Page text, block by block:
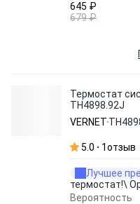
645 ₽
679 ₽
Термостат
TH4898.92J
VERNET
5.0 1отзыв
Лучшее
термостат!\
Вероятность